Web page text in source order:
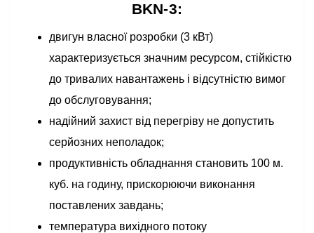
BKN-3:
двигун власної розробки (3 кВт)
характеризується значним ресурсом, стійкістю
до тривалих навантажень і відсутністю вимог
до обслуговування;
надійний захист від перегріву не допустить
серйозних неполадок;
продуктивність обладнання становить 100 м.
куб. на годину, прискорюючи виконання
поставлених завдань;
температура вихідного потоку